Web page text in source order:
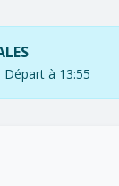
à 13:55